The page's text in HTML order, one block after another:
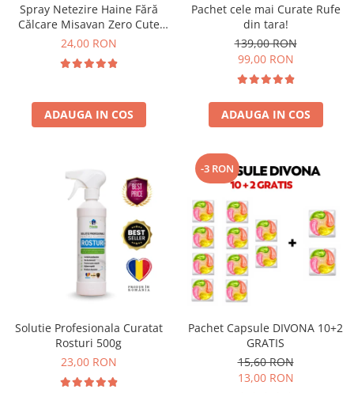
Spray Netezire Haine Fără
Călcare Misavan Zero Cute
Harmony Parfum Discret 500
24,00 RON
ADAUGA IN COS
Pachet cele mai Curate Rufe
din tara!
139,00 RON
99,00 RON
ADAUGA IN COS
Solutie Profesionala Curatat
Rosturi 500g
23,00 RON
-3 RON
Pachet Capsule DIVONA 10+2
GRATIS
15,60 RON
13,00 RON